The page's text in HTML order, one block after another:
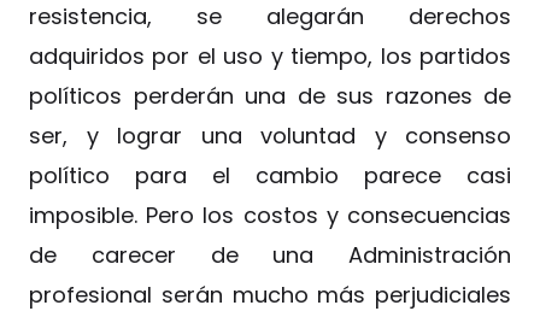
resistencia, se alegarán derechos
adquiridos por el uso y tiempo, los partidos
políticos perderán una de sus razones de
ser, y lograr una voluntad y consenso
político para el cambio parece casi
imposible. Pero los costos y consecuencias
de carecer de una Administración
profesional serán mucho más perjudiciales